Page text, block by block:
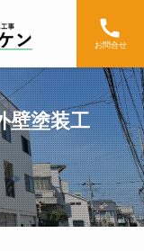
お問合せ
塗装工